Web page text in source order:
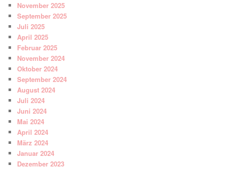
November 2025
September 2025
Juli 2025
April 2025
Februar 2025
November 2024
Oktober 2024
September 2024
August 2024
Juli 2024
Juni 2024
Mai 2024
April 2024
März 2024
Januar 2024
Dezember 2023